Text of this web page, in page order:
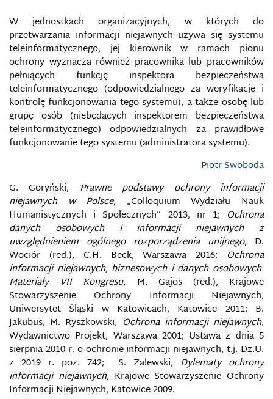
W jednostkach organizacyjnych, w których do
przetwarzania informacji niejawnych używa się systemu
teleinformatycznego, jej kierownik w ramach pionu
ochrony wyznacza również pracownika lub pracowników
pełniących funkcję inspektora bezpieczeństwa
teleinformatycznego (odpowiedzialnego za weryfikację i
kontrolę funkcjonowania tego systemu), a także osobę lub
grupę osób (niebędących inspektorem bezpieczeństwa
teleinformatycznego) odpowiedzialnych za prawidłowe
funkcjonowanie tego systemu (administratora systemu).
Piotr Swoboda
G. Goryński, Prawne podstawy ochrony informacji
niejawnych w Polsce, „Colloquium Wydziału Nauk
Humanistycznych i Społecznych” 2013, nr 1; Ochrona
danych osobowych i informacji niejawnych z
uwzględnieniem ogólnego rozporządzenia unijnego, D.
Wociór (red.), C.H. Beck, Warszawa 2016; Ochrona
informacji niejawnych, biznesowych i danych osobowych.
Materiały VII Kongresu, M. Gajos (red.), Krajowe
Stowarzyszenie Ochrony Informacji Niejawnych,
Uniwersytet Śląski w Katowicach, Katowice 2011; B.
Jakubus, M. Ryszkowski, Ochrona informacji niejawnych,
Wydawnictwo Projekt, Warszawa 2001; Ustawa z dnia 5
sierpnia 2010 r. o ochronie informacji niejawnych, t.j. Dz.U.
z 2019 r. poz. 742; S. Zalewski, Dylematy ochrony
informacji niejawnych, Krajowe Stowarzyszenie Ochrony
Informacji Niejawnych, Katowice 2009.
AGENCJE PRASOWE (INFORMACYJNE)
AGRESJA ELEKTRONICZNA
AI FOUNDATION
AMAQ
ANALOGOWE MAPY WOJSKOWE
AS-SAHAB
ATAK INFORMACYJNY